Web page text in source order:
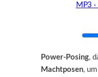
MP3
Power-Posing,
Machtposen,